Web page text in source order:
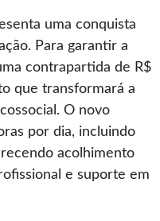
uma conquista
Para garantir a
contrapartida de R$
que transformará a
O novo
por dia, incluindo
acolhimento
e suporte em